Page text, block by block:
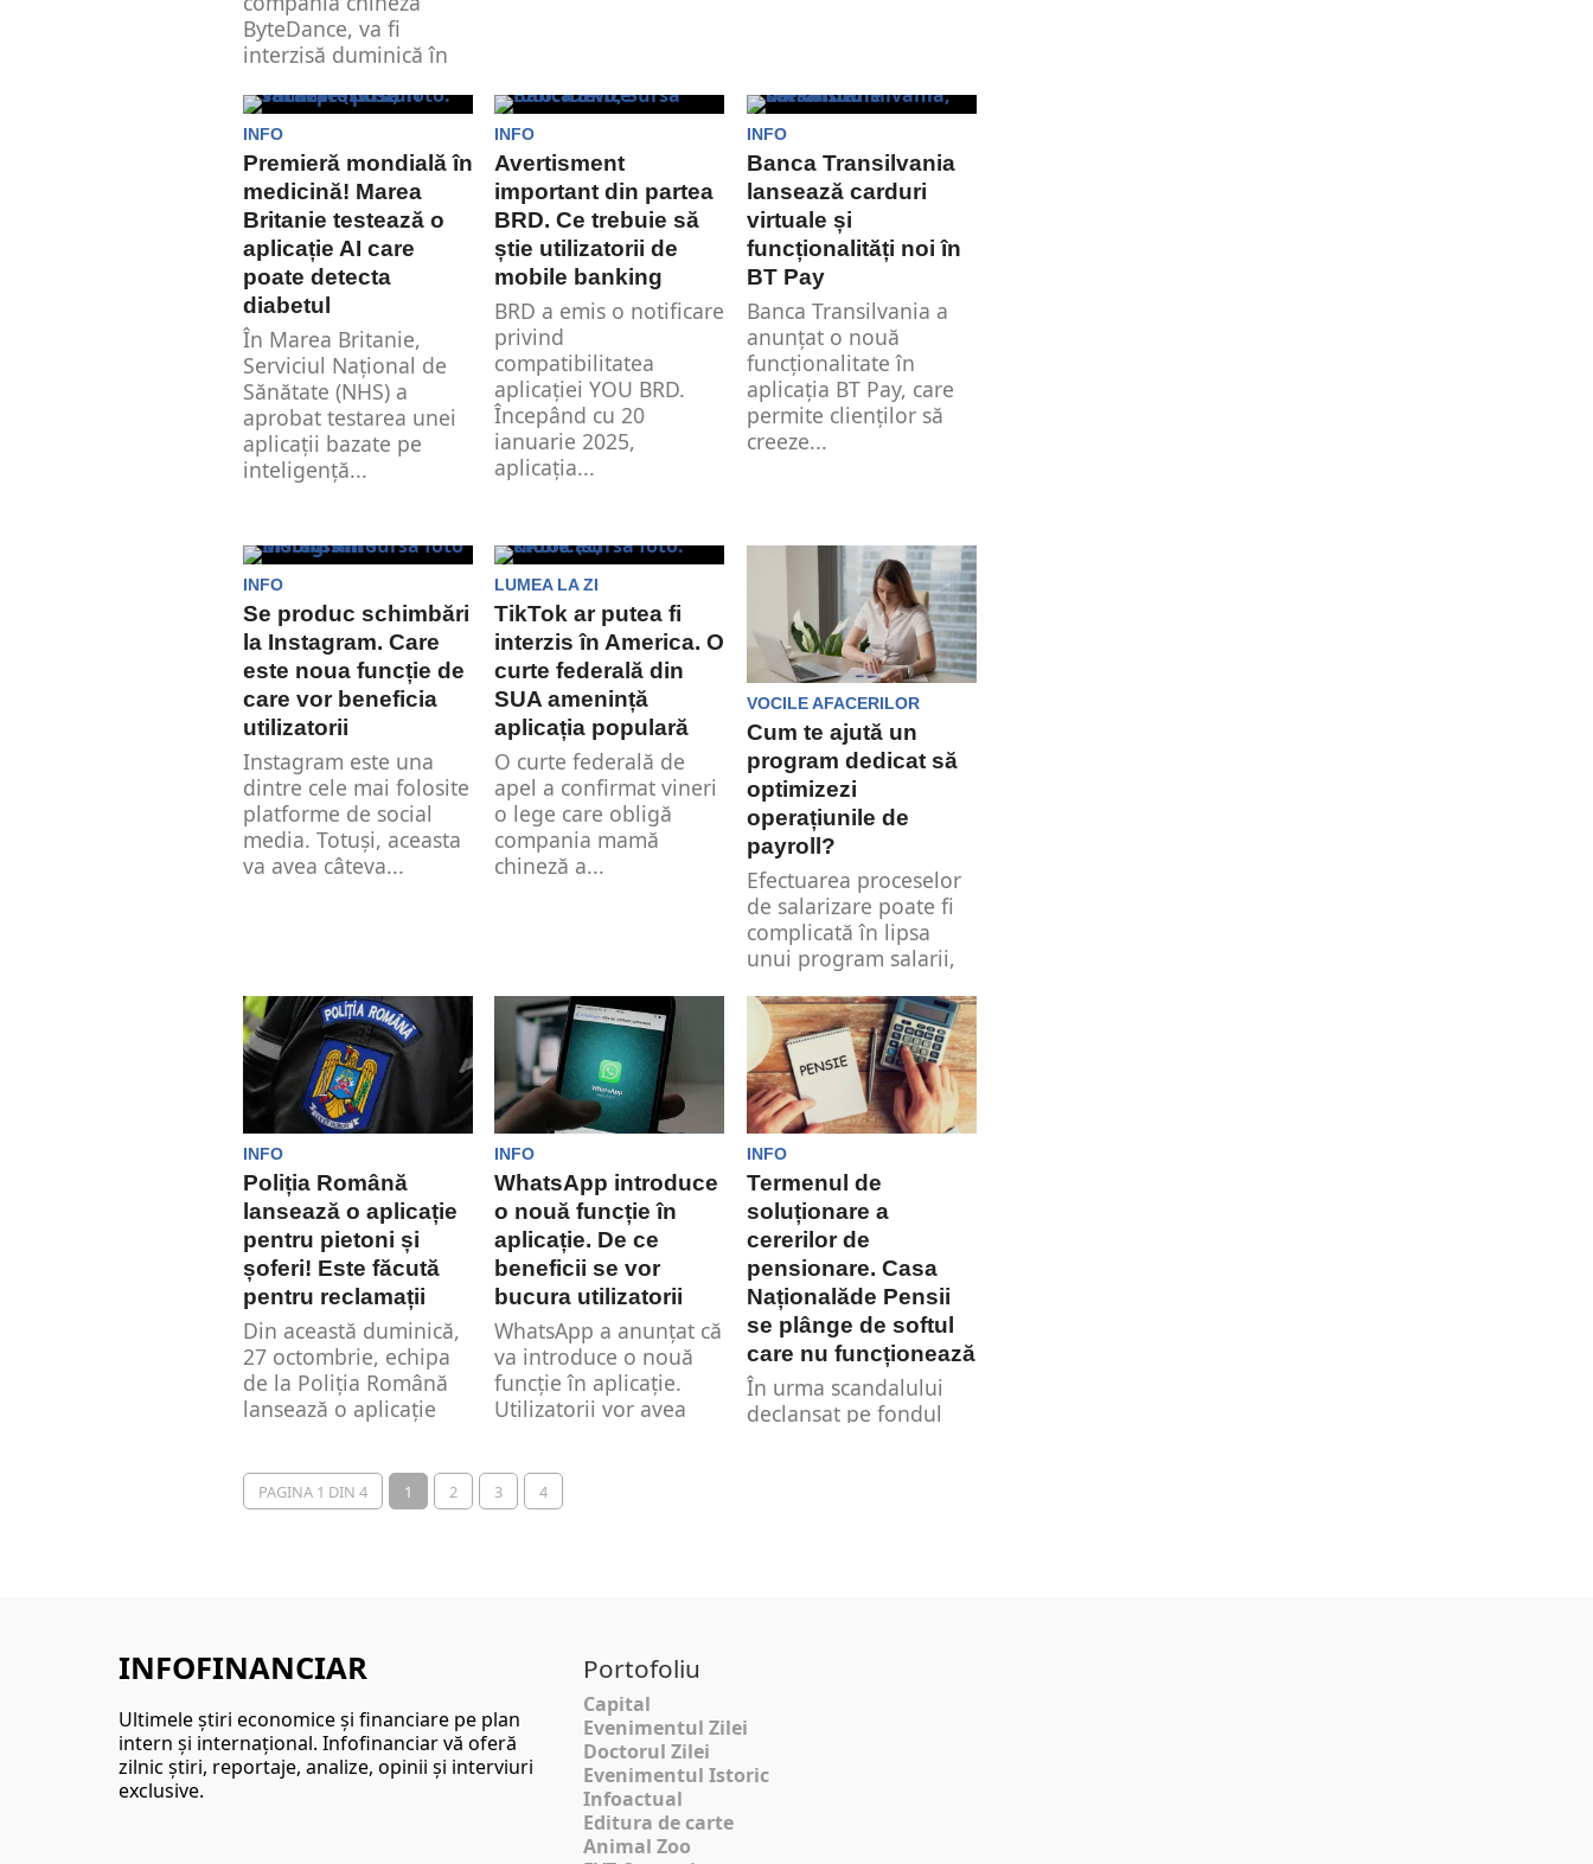
ByteDance, va fi
interzisă duminică în
INFO
Premieră mondială în
medicină! Marea
Britanie testează o
aplicație AI care
poate detecta
diabetul
În Marea Britanie,
Serviciul Național de
Sănătate (NHS) a
aprobat testarea unei
aplicații bazate pe
inteligență...
INFO
Avertisment
important din partea
BRD. Ce trebuie să
știe utilizatorii de
mobile banking
BRD a emis o notificare
privind
compatibilitatea
aplicației YOU BRD.
Începând cu 20
ianuarie 2025,
aplicația...
INFO
Banca Transilvania
lansează carduri
virtuale și
funcționalități noi în
BT Pay
Banca Transilvania a
anunțat o nouă
funcționalitate în
aplicația BT Pay, care
permite clienților să
creeze...
INFO
Se produc schimbări
la Instagram. Care
este noua funcție de
care vor beneficia
utilizatorii
Instagram este una
dintre cele mai folosite
platforme de social
media. Totuși, aceasta
va avea câteva...
LUMEA LA ZI
TikTok ar putea fi
interzis în America. O
curte federală din
SUA amenință
aplicația populară
O curte federală de
apel a confirmat vineri
o lege care obligă
compania mamă
chineză a...
VOCILE AFACERILOR
Cum te ajută un
program dedicat să
optimizezi
operațiunile de
payroll?
Efectuarea proceselor
de salarizare poate fi
complicată în lipsa
unui program salarii,
INFO
Poliția Română
lansează o aplicație
pentru pietoni și
șoferi! Este făcută
pentru reclamații
Din această duminică,
27 octombrie, echipa
de la Poliția Română
lansează o aplicație
INFO
WhatsApp introduce
o nouă funcție în
aplicație. De ce
beneficii se vor
bucura utilizatorii
WhatsApp a anunțat că
va introduce o nouă
funcție în aplicație.
Utilizatorii vor avea
INFO
Termenul de
soluționare a
cererilor de
pensionare. Casa
Naționalăde Pensii
se plânge de softul
care nu funcționează
În urma scandalului
declanșat pe fondul
PAGINA 1 DIN 4 1 2 3 4
INFOFINANCIAR
Ultimele ştiri economice şi financiare pe plan
intern şi internaţional. Infofinanciar vă oferă
zilnic ştiri, reportaje, analize, opinii şi interviuri
exclusive.
Portofoliu
Capital
Evenimentul Zilei
Doctorul Zilei
Evenimentul Istoric
Infoactual
Editura de carte
Animal Zoo